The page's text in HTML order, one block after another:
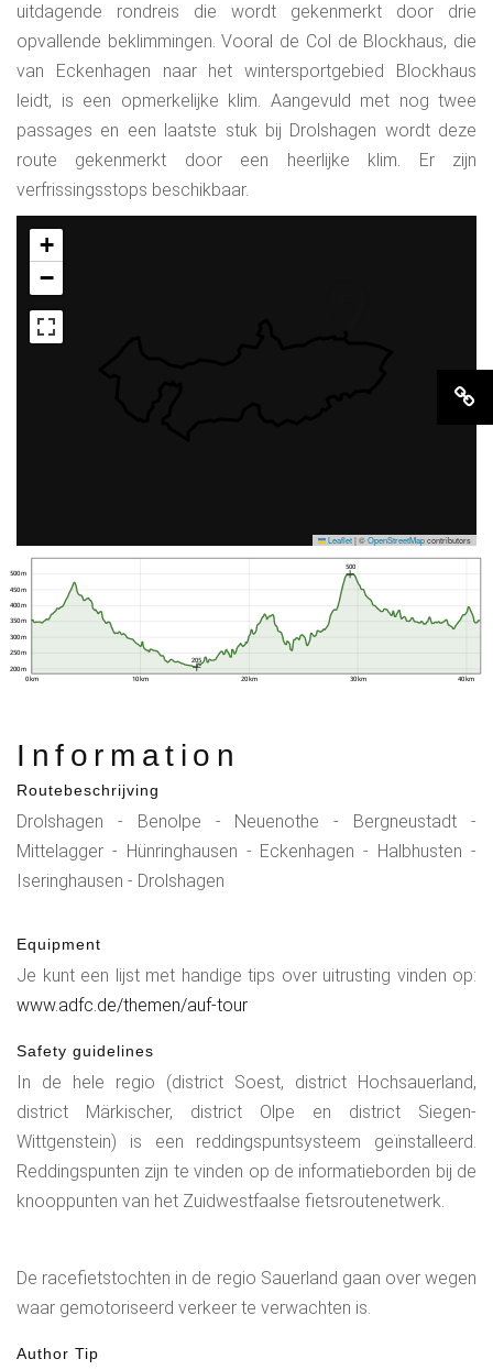
uitdagende rondreis die wordt gekenmerkt door drie
opvallende beklimmingen. Vooral de Col de Blockhaus, die
van Eckenhagen naar het wintersportgebied Blockhaus
leidt, is een opmerkelijke klim. Aangevuld met nog twee
passages en een laatste stuk bij Drolshagen wordt deze
route gekenmerkt door een heerlijke klim. Er zijn
verfrissingsstops beschikbaar.
+
−
Leaflet|©OpenStreetMapcontributors
0 km 10 km 20 km 30 km 40 km
200 m
250 m
300 m
350 m
400 m
450 m
500 m
205
500
Information
Routebeschrijving
Drolshagen - Benolpe - Neuenothe - Bergneustadt -
Mittelagger - Hünringhausen - Eckenhagen - Halbhusten -
Iseringhausen - Drolshagen
Equipment
Je kunt een lijst met handige tips over uitrusting vinden op:
www.adfc.de/themen/auf-tour
Safety guidelines
In de hele regio (district Soest, district Hochsauerland,
district Märkischer, district Olpe en district Siegen-
Wittgenstein) is een reddingspuntsysteem geïnstalleerd.
Reddingspunten zijn te vinden op de informatieborden bij de
knooppunten van het Zuidwestfaalse fietsroutenetwerk.
De racefietstochten in de regio Sauerland gaan over wegen
waar gemotoriseerd verkeer te verwachten is.
Author Tip